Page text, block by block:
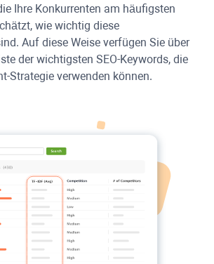
Ihre Konkurrenten am häufigsten
wie wichtig diese
Auf diese Weise verfügen Sie über
der wichtigsten SEO-Keywords, die
Strategie verwenden können.